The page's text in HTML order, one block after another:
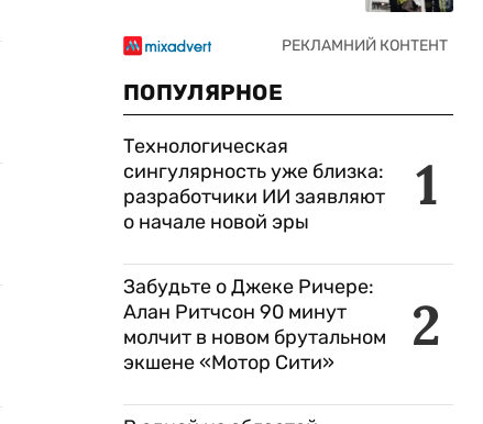
ПОПУЛЯРНОЕ
1
Технологическая
сингулярность уже близка:
разработчики ИИ заявляют
о начале новой эры
2
Забудьте о Джеке Ричере:
Алан Ритчсон 90 минут
молчит в новом брутальном
экшене «Мотор Сити»